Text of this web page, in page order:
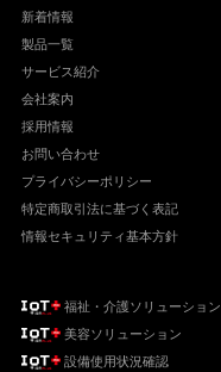
新着情報
製品一覧
サービス紹介
会社案内
採用情報
お問い合わせ
プライバシーポリシー
特定商取引法に基づく表記
情報セキュリティ基本方針
福祉・介護ソリューション
美容ソリューション
設備使用状況確認